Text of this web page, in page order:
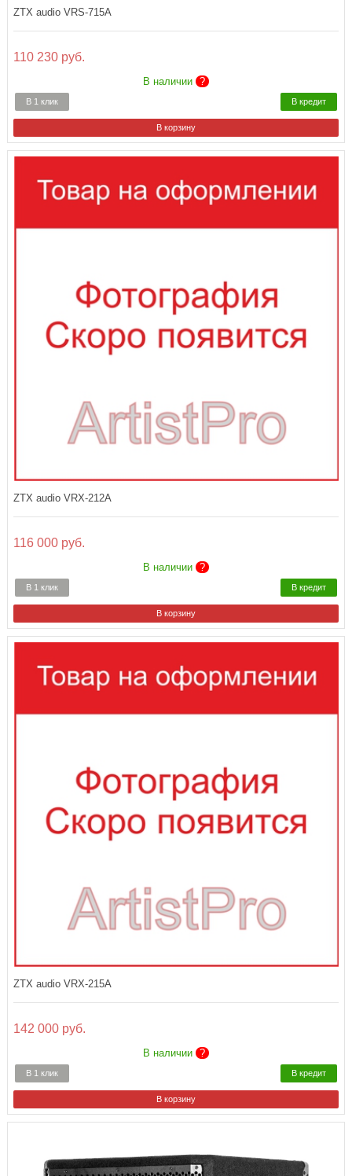
ZTX audio VRS-715A
110 230 руб.
В наличии ?
В 1 клик В кредит
ZTX audio VRX-212A
116 000 руб.
В наличии ?
В 1 клик В кредит
ZTX audio VRX-215A
142 000 руб.
В наличии ?
В 1 клик В кредит